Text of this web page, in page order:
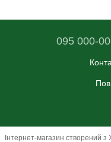
095 000-
Інтернет-магазин створений